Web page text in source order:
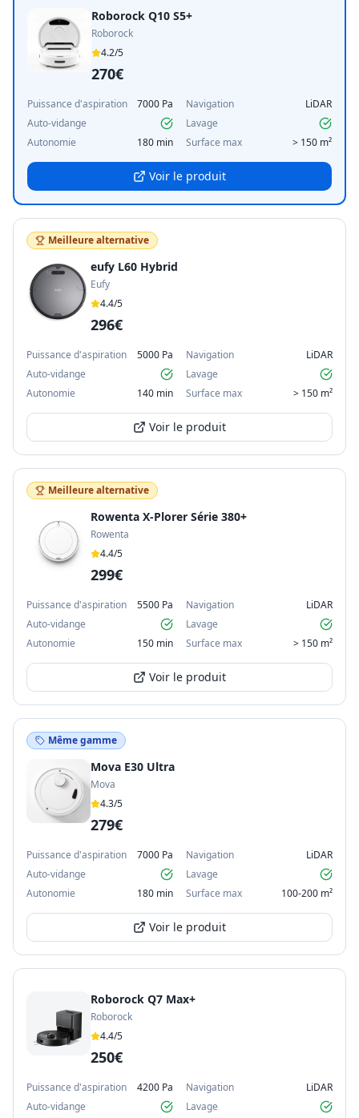
Roborock Q10 S5+
Roborock
4.2/5
270€
Puissance d'aspiration 7000 Pa Navigation
LiDAR
Auto-vidange
Lavage
Autonomie
180 min Surface max > 150 m²
Voir le produit
Meilleure alternative
eufy L60 Hybrid
Eufy
4.4/5
296€
Puissance d'aspiration 5000 Pa Navigation
LiDAR
Auto-vidange
Lavage
Autonomie
140 min Surface max > 150 m²
Voir le produit
Meilleure alternative
Rowenta X-Plorer Série 380+
Rowenta
4.4/5
299€
Puissance d'aspiration 5500 Pa Navigation
LiDAR
Auto-vidange
Lavage
Autonomie
150 min Surface max > 150 m²
Voir le produit
Même gamme
Mova E30 Ultra
Mova
4.3/5
279€
Puissance d'aspiration 7000 Pa Navigation
LiDAR
Auto-vidange
Lavage
Autonomie
180 min Surface max 100-200 m²
Voir le produit
Roborock Q7 Max+
Roborock
4.4/5
250€
Puissance d'aspiration 4200 Pa Navigation
LiDAR
Auto-vidange
Lavage